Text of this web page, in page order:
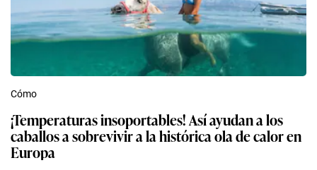
Cómo
¡Temperaturas insoportables! Así ayudan a los
caballos a sobrevivir a la histórica ola de calor en
Europa